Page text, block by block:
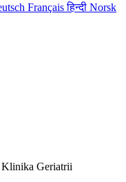
Françaisहिन्दी Norsk
Klinika Geriatrii